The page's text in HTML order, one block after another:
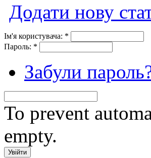
Додати нову
Ім'я користувача: *
Пароль: *
Забули
To prevent
empty.